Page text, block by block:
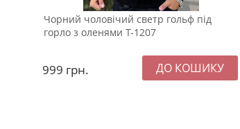
Чорний чоловічий светр гольф під
горло з оленями Т-1207
999 грн.